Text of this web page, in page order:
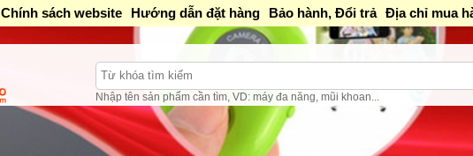
Chính sách website Hướng dẫn đặt hàng Bảo hành, Đổi trả Địa chỉ mua
Nhập tên sản phẩm cần tìm, VD: máy đa năng, mũi khoan...